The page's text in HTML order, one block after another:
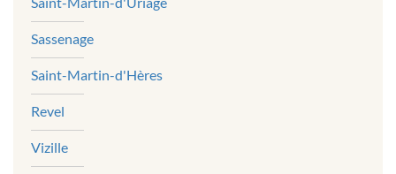
Sassenage
Saint-Martin-d'Hères
Revel
Vizille